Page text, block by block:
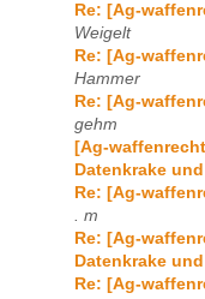
Re: [Ag-
Weigelt
Re: [Ag-
Hammer
Re: [Ag-
gehm
[Ag-
Datenkrake
Re: [Ag-
. m
Re: [Ag-
Datenkrake
Re: [Ag-